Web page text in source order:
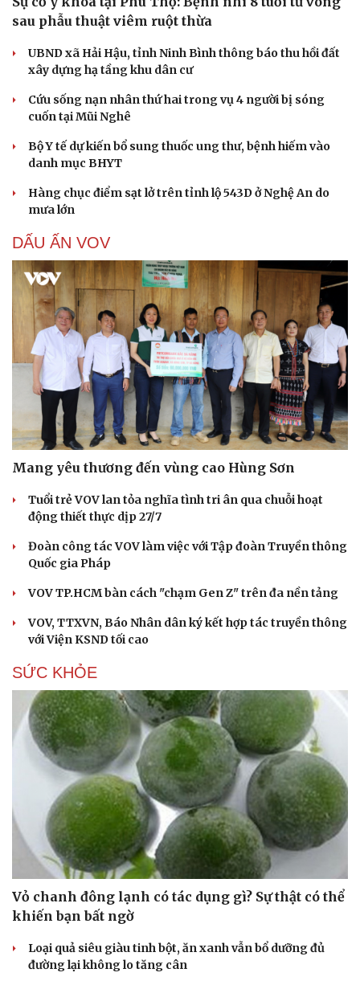
Cải chính
sau phẫu thuật viêm ruột thừa
UBND xã Hải Hậu, tỉnh Ninh Bình thông báo thu hồi đất
xây dựng hạ tầng khu dân cư
Cứu sống nạn nhân thứ hai trong vụ 4 người bị sóng
cuốn tại Mũi Nghê
Bộ Y tế dự kiến bổ sung thuốc ung thư, bệnh hiếm vào
danh mục BHYT
Hàng chục điểm sạt lở trên tỉnh lộ 543D ở Nghệ An do
mưa lớn
DẤU ẤN VOV
Mang yêu thương đến vùng cao Hùng Sơn
Tuổi trẻ VOV lan tỏa nghĩa tình tri ân qua chuỗi hoạt
động thiết thực dịp 27/7
Đoàn công tác VOV làm việc với Tập đoàn Truyền thông
Quốc gia Pháp
VOV TP.HCM bàn cách "chạm Gen Z" trên đa nền tảng
VOV, TTXVN, Báo Nhân dân ký kết hợp tác truyền thông
với Viện KSND tối cao
SỨC KHỎE
Vỏ chanh đông lạnh có tác dụng gì? Sự thật có thể
khiến bạn bất ngờ
Loại quả siêu giàu tinh bột, ăn xanh vẫn bổ dưỡng đủ
đường lại không lo tăng cân